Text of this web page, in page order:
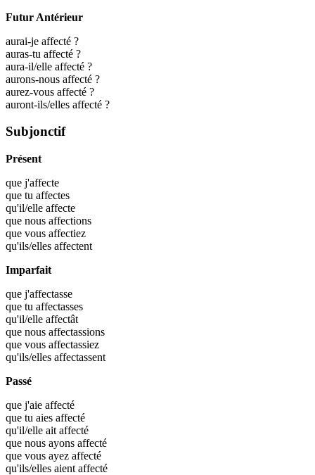
Futur Antérieur
aurai-je affecté ?
auras-tu affecté ?
aura-il/elle affecté ?
aurons-nous affecté ?
aurez-vous affecté ?
auront-ils/elles affecté ?
Subjonctif
Présent
que j'affecte
que tu affectes
qu'il/elle affecte
que nous affections
que vous affectiez
qu'ils/elles affectent
Imparfait
que j'affectasse
que tu affectasses
qu'il/elle affectât
que nous affectassions
que vous affectassiez
qu'ils/elles affectassent
Passé
que j'aie affecté
que tu aies affecté
qu'il/elle ait affecté
que nous ayons affecté
que vous ayez affecté
qu'ils/elles aient affecté